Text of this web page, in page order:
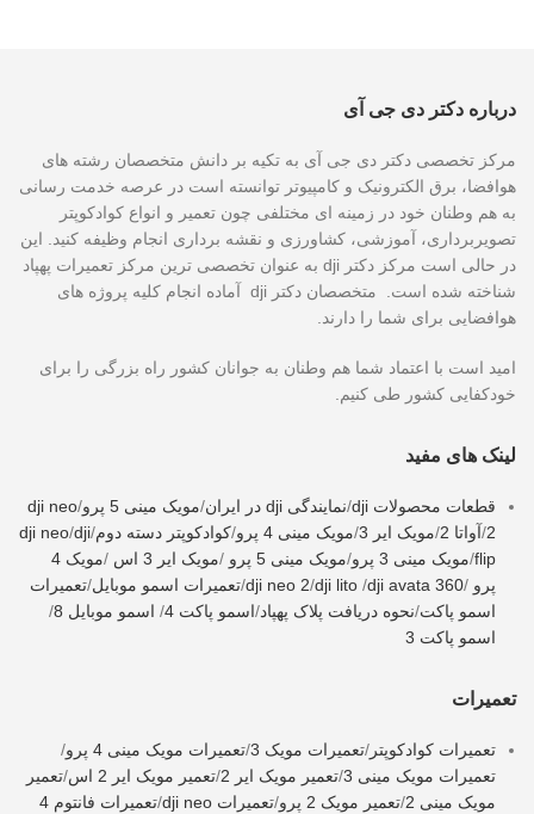
درباره دکتر دی جی آی
مرکز تخصصی دکتر دی جی آی به تکیه بر دانش متخصصان رشته های
هوافضا، برق الکترونیک و کامپیوتر توانسته است در عرصه خدمت رسانی
به هم وطنان خود در زمینه ای مختلفی چون تعمیر و انواع کوادکوپتر
تصویربرداری، آموزشی، کشاورزی و نقشه برداری انجام وظیفه کنید. این
در حالی است مرکز دکتر dji به عنوان تخصصی ترین مرکز تعمیرات پهپاد
شناخته شده است. متخصصان دکتر dji آماده انجام کلیه پروژه های
هوافضایی برای شما را دارند.
امید است با اعتماد شما هم وطنان به جوانان کشور راه بزرگی را برای
خودکفایی کشور طی کنیم.
لینک های مفید
قطعات محصولات dji /نمایندگی dji در ایران /مویک مینی 5 پرو /
dji neo
2
/آواتا 2 /مویک ایر 3 /مویک مینی 4 پرو /کوادکوپتر دسته دوم/
dji neo/dji
flip
/مویک مینی 3 پرو /مویک مینی 5 پرو /مویک ایر 3 اس /
مویک 4
پرو /
dji neo 2/dji lito /dji avata 360
/تعمیرات اسمو موبایل/تعمیرات
اسمو پاکت/نحوه دریافت پلاک پهپاد/اسمو پاکت 4 / اسمو موبایل 8
/
اسمو پاکت 3
تعمیرات
تعمیرات کوادکوپتر /تعمیرات مویک 3 /تعمیرات مویک مینی 4 پرو
/
تعمیرات مویک مینی 3
/تعمیر مویک ایر 2 /تعمیر مویک ایر 2 اس /تعمیر
مویک مینی 2
/تعمیر مویک 2 پرو /تعمیرات dji neo /
تعمیرات فانتوم 4